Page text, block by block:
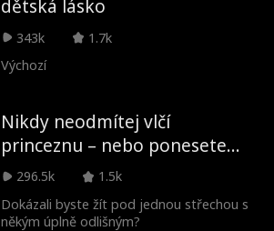
majetků v zemi. S novou identitou se vrací
na elitní školu Hawthorne. Místo přivítání
ale zjišťuje, že Jake už chodí s její bývalou
kamarádkou Fallon. Ta navíc všem tvrdí,
královny. Sierra teď musí čelit pomluvám i
celé škole, která ji chce dostat zpátky za
mříže. Zvládne dokázat svou pravou
identitu dřív, než jí Fallon nadobro zničí
pověst?
dětská lásko
343k
1.7k
Výchozí
Nikdy neodmítej vlčí
princeznu – nebo ponesete
důsledky!
296.5k
1.5k
Dokázali byste žít pod jednou střechou s
někým úplně odlišným?